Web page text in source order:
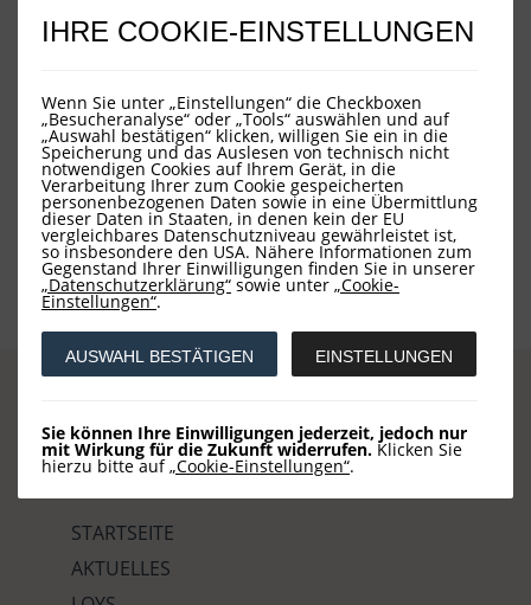
IHRE COOKIE-EINSTELLUNGEN
Wenn Sie unter „Einstellungen“ die Checkboxen
„Besucheranalyse“ oder „Tools“ auswählen und auf
„Auswahl bestätigen“ klicken, willigen Sie ein in die
Speicherung und das Auslesen von technisch nicht
notwendigen Cookies auf Ihrem Gerät, in die
Verarbeitung Ihrer zum Cookie gespeicherten
personenbezogenen Daten sowie in eine Übermittlung
dieser Daten in Staaten, in denen kein der EU
vergleichbares Datenschutzniveau gewährleistet ist,
so insbesondere den USA. Nähere Informationen zum
Gegenstand Ihrer Einwilligungen finden Sie in unserer
„Datenschutzerklärung“ sowie unter „Cookie-
Einstellungen“.
AUSWAHL BESTÄTIGEN EINSTELLUNGEN
Sie können Ihre Einwilligungen jederzeit, jedoch nur
mit Wirkung für die Zukunft widerrufen. Klicken Sie
hierzu bitte auf„Cookie-Einstellungen“.
von Vates Invest.
provided by Börsen Radio Network AG
zurück
Seiten
STARTSEITE
AKTUELLES